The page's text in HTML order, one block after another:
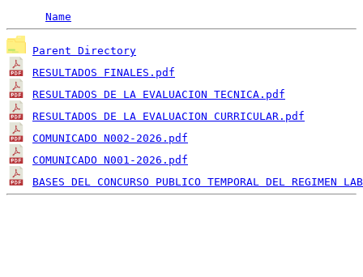
Name
Parent Directory
RESULTADOS FINALES.pdf
RESULTADOS DE LA EVALUACION TECNICA.pdf
RESULTADOS DE LA EVALUACION CURRICULAR.pdf
COMUNICADO N002-2026.pdf
COMUNICADO N001-2026.pdf
BASES DEL CONCURSO PUBLICO TEMPORAL DEL